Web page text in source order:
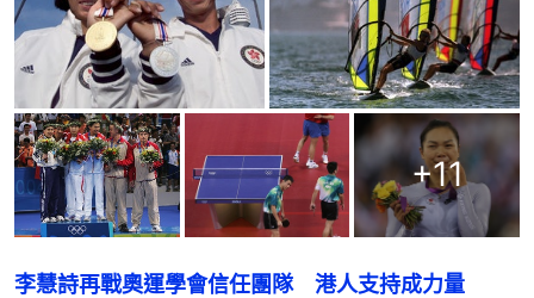
+11
李慧詩再戰奧運學會信任團隊　港人支持成力量